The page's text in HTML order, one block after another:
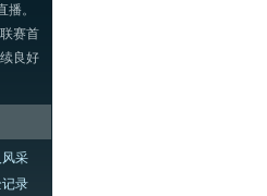
。
赛首
良好
采
录